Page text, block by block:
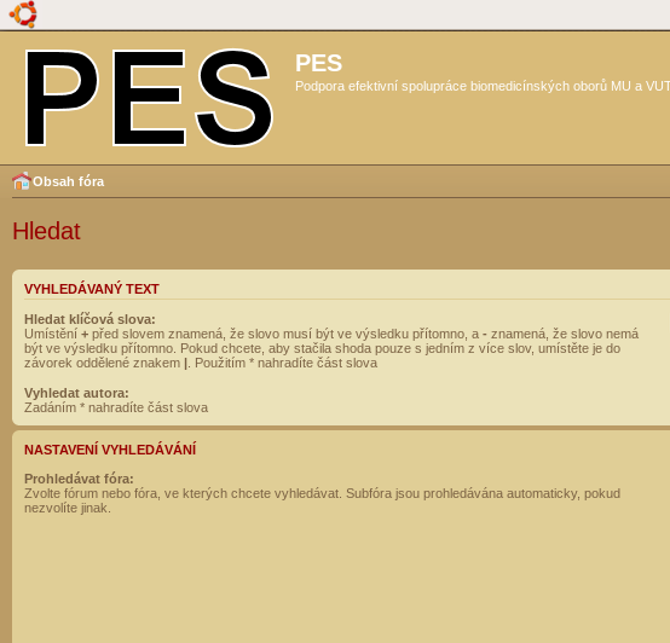
PES
Podpora efektivní spolupráce biomedicínských oborů MU a
Obsah fóra
Hledat
VYHLEDÁVANÝ TEXT
Hledat klíčová slova:
Umístění + před slovem znamená, že slovo musí být ve výsledku přítomno, a - znamená, že slovo nemá
být ve výsledku přítomno. Pokud chcete, aby stačila shoda pouze s jedním z více slov, umístěte je do
závorek oddělené znakem | . Použitím * nahradíte část slova
Vyhledat autora:
Zadáním * nahradíte část slova
NASTAVENÍ VYHLEDÁVÁNÍ
Prohledávat fóra:
Zvolte fórum nebo fóra, ve kterých chcete vyhledávat. Subfóra jsou prohledávána automaticky, pokud
nezvolíte jinak.